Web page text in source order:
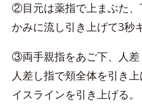
②目元は薬指で上まぶた
かみに流し引き上げて3秒
③両手親指をあご下、人差
人差し指で頬全体を引き
イスラインを引き上げる。